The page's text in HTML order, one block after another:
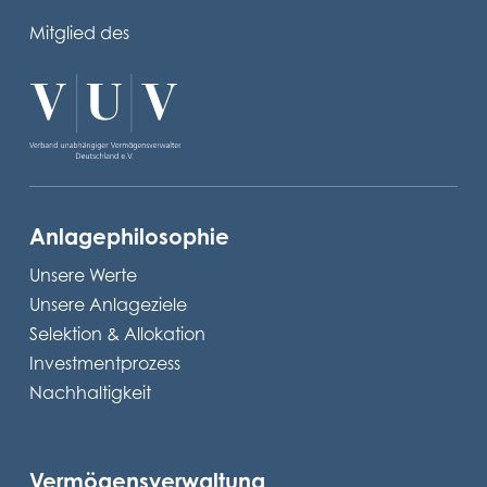
Mitglied des
Anlagephilosophie
Unsere Werte
Unsere Anlageziele
Selektion & Allokation
Investmentprozess
Nachhaltigkeit
Vermögensverwaltung